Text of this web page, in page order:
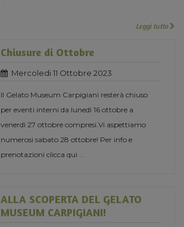
Leggi tutto
Chiusure di Ottobre
Mercoledi 11 Ottobre 2023
Il Gelato Museum Carpigiani resterà chiuso
per eventi interni da lunedì 16 ottobre a
venerdì 27 ottobre compresi.Vi aspettiamo
numerosi sabato 28 ottobre! Per info e
prenotazioni clicca qui
ALLA SCOPERTA DEL GELATO
MUSEUM CARPIGIANI!